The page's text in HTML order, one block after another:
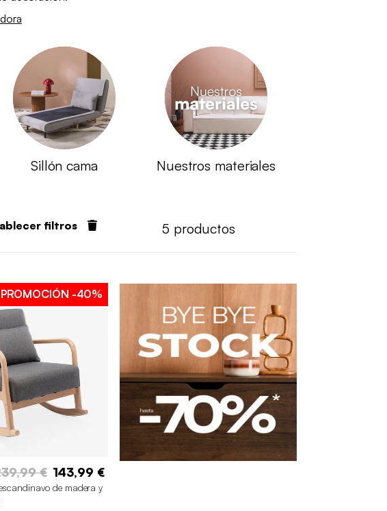
Sillón cama Nuestros materiales
filtros 5 productos
PROMOCIÓN -40%
€ 143,99 €
de madera y